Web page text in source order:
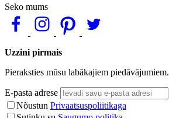
Seko mums
Uzzini pirmais
Pieraksties mūsu labākajiem piedāvājumiem.
E-pasta adrese
Nõustun Privaatsuspoliitikaga